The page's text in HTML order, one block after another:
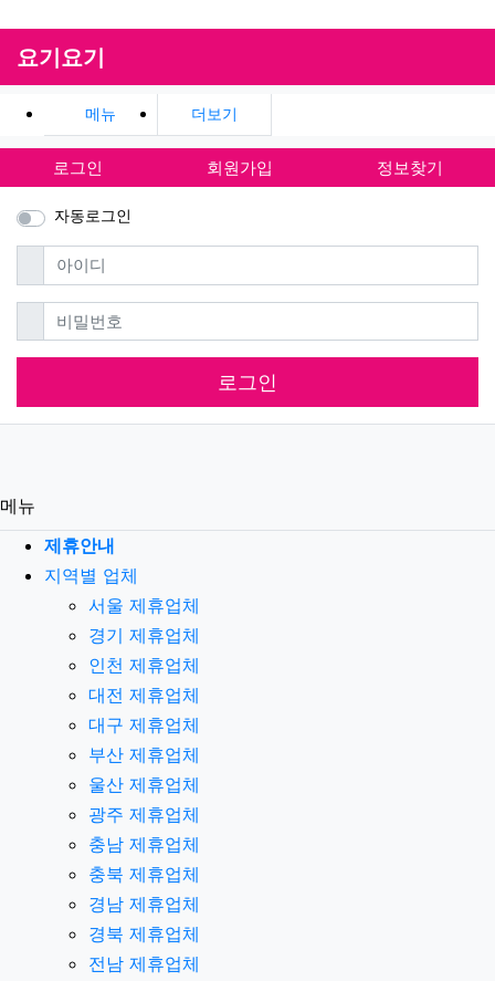
요기요기
메뉴 더보기
로그인 회원가입 정보찾기
자동로그인
아이디필수
비밀번호필수
로그인
메뉴
제휴안내
지역별 업체
서울 제휴업체
경기 제휴업체
인천 제휴업체
대전 제휴업체
대구 제휴업체
부산 제휴업체
울산 제휴업체
광주 제휴업체
충남 제휴업체
충북 제휴업체
경남 제휴업체
경북 제휴업체
전남 제휴업체